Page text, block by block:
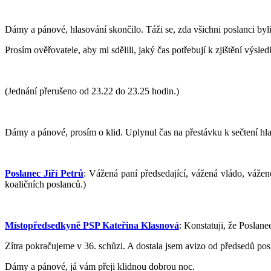
Dámy a pánové, hlasování skončilo. Táži se, zda všichni poslanci
Prosím ověřovatele, aby mi sdělili, jaký čas potřebují k zjištění
(Jednání přerušeno od 23.22 do 23.25 hodin.)
Dámy a pánové, prosím o klid. Uplynul čas na přestávku k sečtení
Poslanec Jiří Petrů: Vážená paní předsedající, vážená vládo,
koaličních poslanců.)
Místopředsedkyně PSP Kateřina Klasnová: Konstatuji, že
Zítra pokračujeme v 36. schůzi. A dostala jsem avizo od předsedů
Dámy a pánové, já vám přeji klidnou dobrou noc.